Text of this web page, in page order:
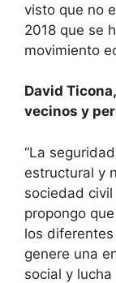
visto que no
2018 que se
movimiento
David
vecinos y
“La
estructural y
sociedad
propongo
los
genere una
social y